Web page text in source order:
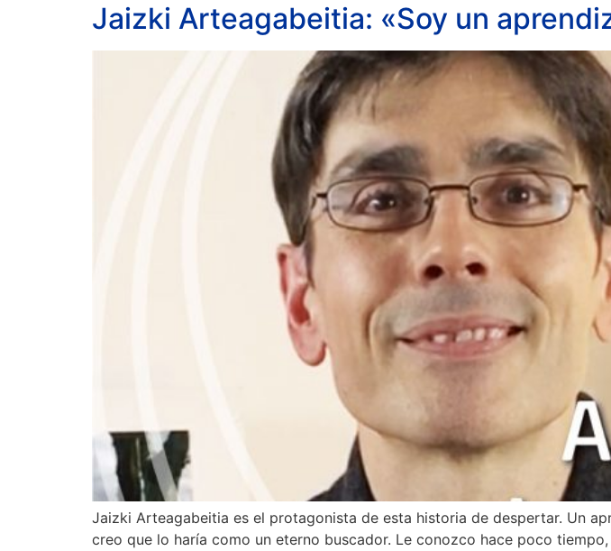
Jaizki Arteagabeitia: «Soy un
Jaizki Arteagabeitia es el protagonista de esta historia de despertar. Un
creo que lo haría como un eterno buscador. Le conozco hace poco